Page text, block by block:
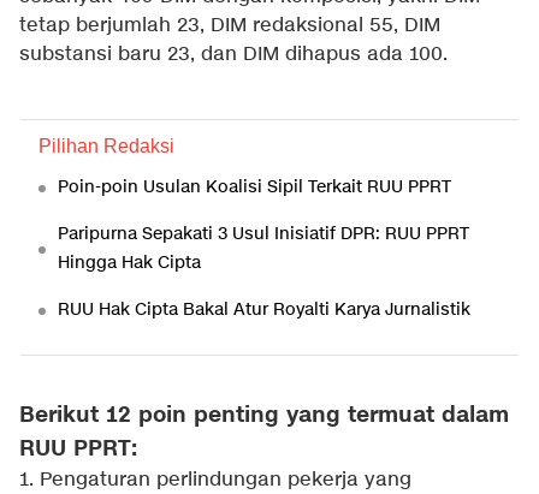
tetap berjumlah 23, DIM redaksional 55, DIM
substansi baru 23, dan DIM dihapus ada 100.
Pilihan Redaksi
Poin-poin Usulan Koalisi Sipil Terkait RUU PPRT
Paripurna Sepakati 3 Usul Inisiatif DPR: RUU PPRT
Hingga Hak Cipta
RUU Hak Cipta Bakal Atur Royalti Karya Jurnalistik
Berikut 12 poin penting yang termuat dalam
RUU PPRT:
1. Pengaturan perlindungan pekerja yang